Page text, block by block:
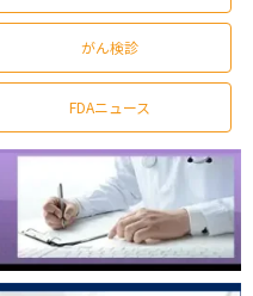
がん検診
FDAニュース